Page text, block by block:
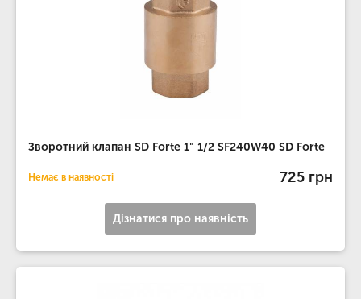
Зворотний клапан SD Forte 1" 1/2 SF240W40 SD Forte
Немає в наявності 725 грн
Дізнатися про наявність